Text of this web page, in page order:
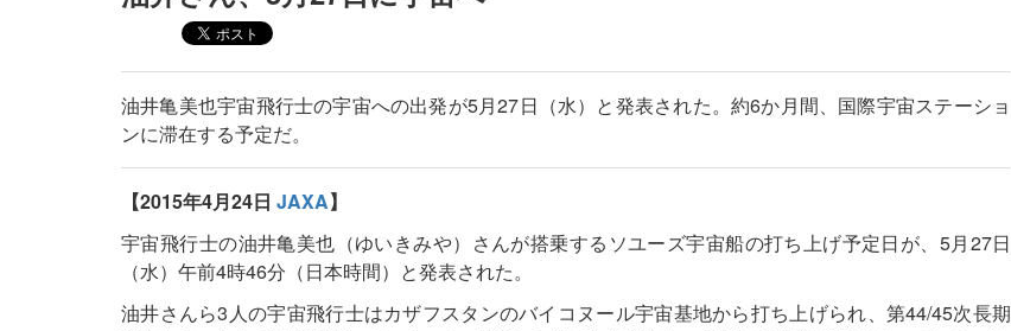
油井亀美也宇宙飛行士の宇宙への出発が5月27日（水）と発表された。約6か月間、国際宇宙ステーショ
ンに滞在する予定だ。
【2015年4月24日 JAXA】
宇宙飛行士の油井亀美也（ゆいきみや）さんが搭乗するソユーズ宇宙船の打ち上げ予定日が、5月27日
（水）午前4時46分（日本時間）と発表された。
油井さんら3人の宇宙飛行士はカザフスタンのバイコヌール宇宙基地から打ち上げられ、第44/45次長期